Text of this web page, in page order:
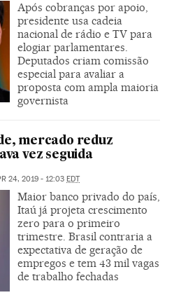
Após cobranças por apoio,
presidente usa cadeia
nacional de rádio e TV para
elogiar parlamentares.
Deputados criam comissão
especial para avaliar a
proposta com ampla maioria
governista
mercado reduz
vez seguida
24, 2019 - 12:03 EDT
Maior banco privado do país,
Itaú já projeta crescimento
zero para o primeiro
trimestre. Brasil contraria a
expectativa de geração de
empregos e tem 43 mil vagas
de trabalho fechadas